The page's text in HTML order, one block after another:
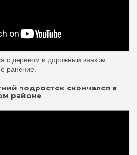
с деревом и дорожным знаком.
ранение.
подросток скончался в
районе